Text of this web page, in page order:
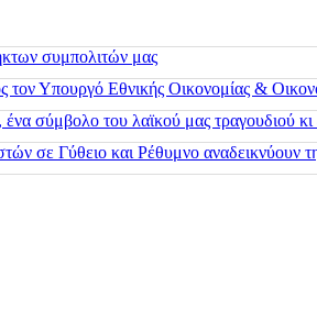
συμπολιτών μας
τον Υπουργό Εθνικής Οικονομίας &
σύμβολο του λαϊκού μας τραγουδιού
σε Γύθειο και Ρέθυμνο αναδεικνύουν